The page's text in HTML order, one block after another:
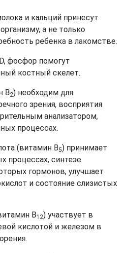
и кальций принесут
а не только
ребенка в лакомстве.
фосфор помогут
костный скелет.
В2) необходим для
зрения, восприятия
анализатором,
процессах.
(витамин В5) принимает
процессах, синтезе
гормонов, улучшает
и состояние слизистых
В12) участвует в
кислотой и железом в